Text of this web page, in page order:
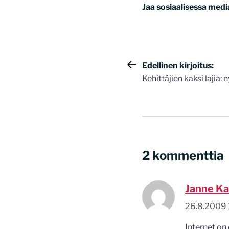
Jaa sosiaalisessa
Artikkelien
Edellinen kirjoitus:
Kehittäjien kaksi lajia:
2 kommenttia
Janne
26.8.2009